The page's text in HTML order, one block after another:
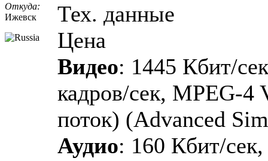
Откуда:
Ижевск
Тех. данные
Цена
Видео: 1445 Кбит/
кадров/сек, MPEG-
поток) (Advanced
Аудио: 160 Кбит/